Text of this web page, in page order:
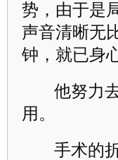
势，由于是
声音清晰无
钟，就已身
他努力
用。
手术的